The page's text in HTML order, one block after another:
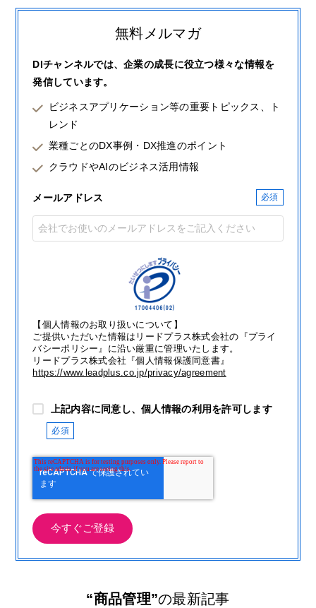
無料メルマガ
DIチャンネルでは、企業の成長に役立つ様々な情報を
発信しています。
ビジネスアプリケーション等の重要トピックス、ト
レンド
業種ごとのDX事例・DX推進のポイント
クラウドやAIのビジネス活用情報
メールアドレス
【個人情報のお取り扱いについて】
ご提供いただいた情報はリードプラス株式会社の『プライ
バシーポリシー』に沿い厳重に管理いたします。
リードプラス株式会社『個人情報保護同意書』
https://www.leadplus.co.jp/privacy/agreement
上記内容に同意し、個人情報の利用を許可します
“商品管理”の最新記事